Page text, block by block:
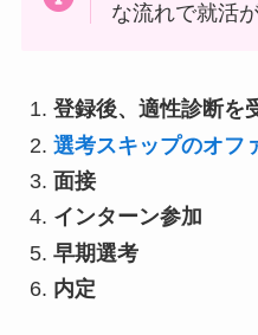
な流れで就活
登録後、適性診断を
選考スキップのオフ
面接
インターン参加
早期選考
内定